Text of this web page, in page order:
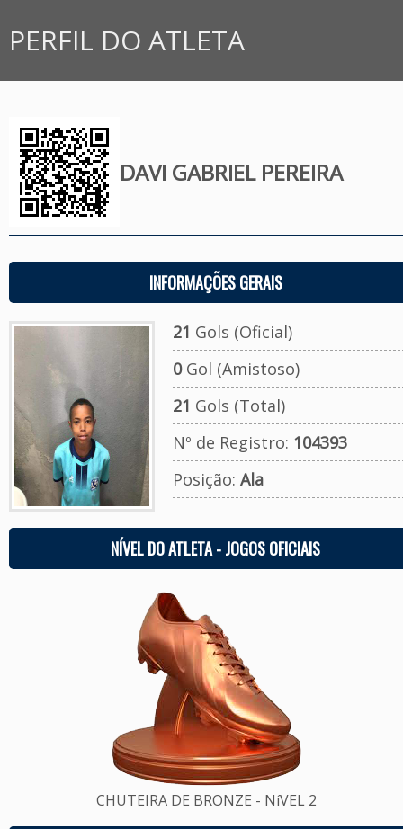
PERFIL DO ATLETA
DAVI GABRIEL PEREIRA
INFORMAÇÕES GERAIS
21 Gols (Oficial)
0Gol (Amistoso)
21 Gols (Total)
Nº de Registro: 104393
Posição: Ala
NÍVEL DO ATLETA - JOGOS OFICIAIS
CHUTEIRA DE BRONZE - NíVEL 2